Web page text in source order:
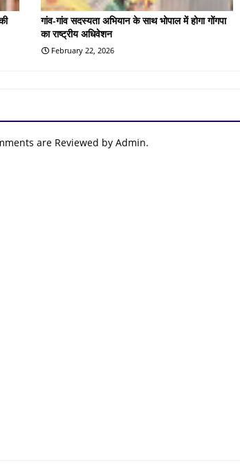
गांव-गांव सदस्यता अभियान के साथ भोपाल में होगा गोंगपा
का राष्ट्रीय अधिवेशन
February 22, 2026
are Reviewed by Admin.